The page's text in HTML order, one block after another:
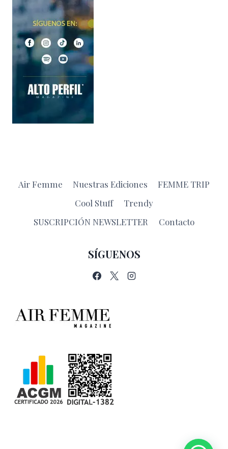
Air Femme Nuestras Ediciones
FEMME TRIP
Cool Stuff
Trendy
SUSCRIPCIÓN NEWSLETTER
Contacto
SÍGUENOS